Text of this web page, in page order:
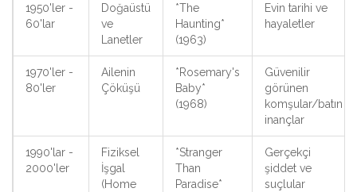
1950'ler -
60'lar
Doğaüstü
ve
Lanetler
*The
Haunting*
(1963)
Evin tarihi ve
hayaletler
1970'ler -
80'ler
Ailenin
Çöküşü
*Rosemary's
Baby*
(1968)
Güvenilir
görünen
komşular/batın
inançlar
1990'lar -
2000'ler
Fiziksel
İşgal
(Home
*Stranger
Than
Paradise*
Gerçekçi
şiddet ve
suçlular